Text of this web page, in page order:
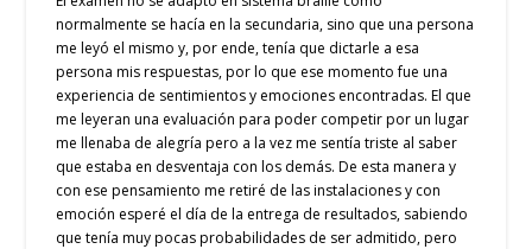
normalmente se hacía en la secundaria, sino que una persona
me leyó el mismo y, por ende, tenía que dictarle a esa
persona mis respuestas, por lo que ese momento fue una
experiencia de sentimientos y emociones encontradas. El que
me leyeran una evaluación para poder competir por un lugar
me llenaba de alegría pero a la vez me sentía triste al saber
que estaba en desventaja con los demás. De esta manera y
con ese pensamiento me retiré de las instalaciones y con
emoción esperé el día de la entrega de resultados, sabiendo
que tenía muy pocas probabilidades de ser admitido, pero